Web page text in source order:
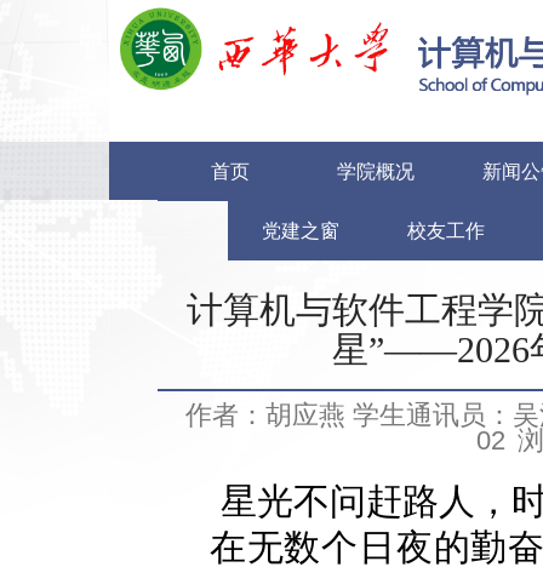
首页 学院概况 新闻
党建之窗 校友工作
计算机与软件工程学
星”——2026
作者：胡应燕 学生通讯员：
02
星光不问赶路人，
在无数个日夜的勤